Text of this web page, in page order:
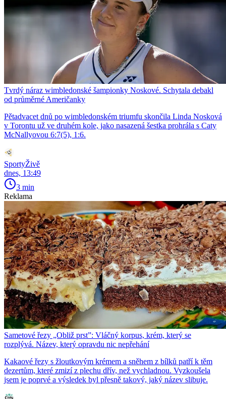
Tvrdý náraz wimbledonské šampionky Noskové. Schytala debakl
od průměrné Američanky
Pětadvacet dnů po wimbledonském triumfu skončila Linda Nosková
v Torontu už ve druhém kole, jako nasazená šestka prohrála s Caty
McNallyovou 6:7(5), 1:6.
SportyŽivě
dnes, 13:49
3 min
Reklama
Sametové řezy „Obliž prst”: Vláčný korpus, krém, který se
rozplývá. Název, který opravdu nic nepřehání
Kakaové řezy s žloutkovým krémem a sněhem z bílků patří k těm
dezertům, které zmizí z plechu dřív, než vychladnou. Vyzkoušela
jsem je poprvé a výsledek byl přesně takový, jaký název slibuje.